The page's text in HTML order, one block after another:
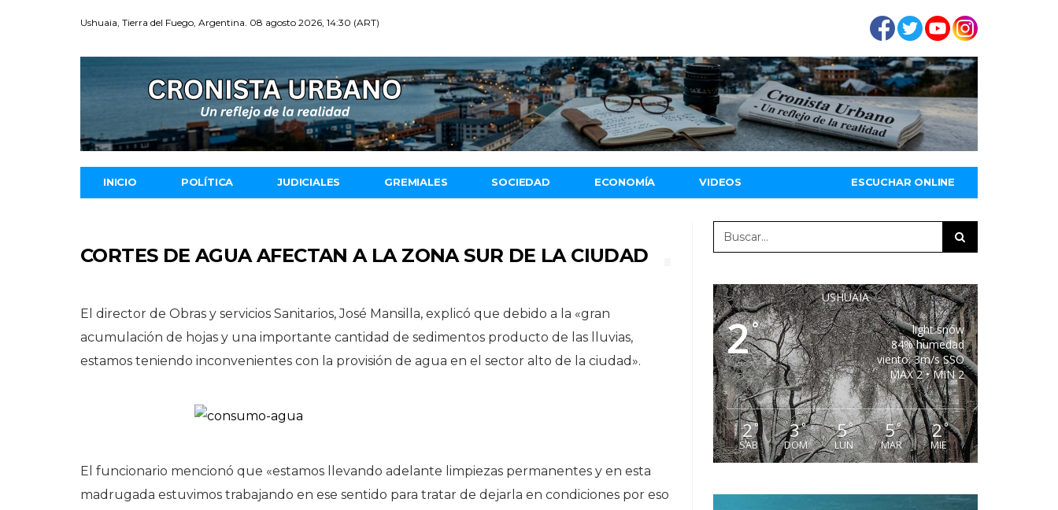
Ushuaia, Tierra del Fuego, Argentina. 08 agosto 2026, 14:30 (ART)
INICIO POLÍTICA JUDICIALES GREMIALES SOCIEDAD ECONOMÍA VIDEOS ESCUCHAR ONLINE
CORTES DE AGUA AFECTAN A LA ZONA SUR DE LA CIUDAD
El director de Obras y servicios Sanitarios, José Mansilla, explicó que debido a la «gran
acumulación de hojas y una importante cantidad de sedimentos producto de las lluvias,
estamos teniendo inconvenientes con la provisión de agua en el sector alto de la ciudad».
El funcionario mencionó que «estamos llevando adelante limpiezas permanentes y en esta
madrugada estuvimos trabajando en ese sentido para tratar de dejarla en condiciones por eso
USHUAIA
2°
light snow
84% humedad
viento: 3m/s SSO
MAX 2 • MIN 2
2°
SAB
3°
DOM
5°
LUN
5°
MAR
2°
MIE